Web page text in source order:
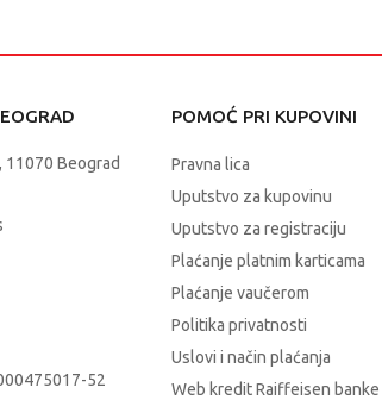
11070 Beograd
52
POMOĆ PRI KUPOVINI
Pravna lica
Uputstvo za kupovinu
Uputstvo za registraciju
Plaćanje platnim karticama
Plaćanje vaučerom
Politika privatnosti
Uslovi i način plaćanja
Web kredit Raiffeisen banke